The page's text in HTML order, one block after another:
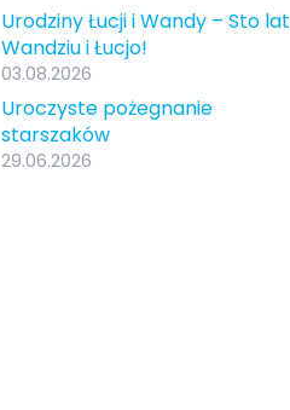
Urodziny Łucji i Wandy – Sto lat
Wandziu i Łucjo!
03.08.2026
Uroczyste pożegnanie
starszaków
29.06.2026